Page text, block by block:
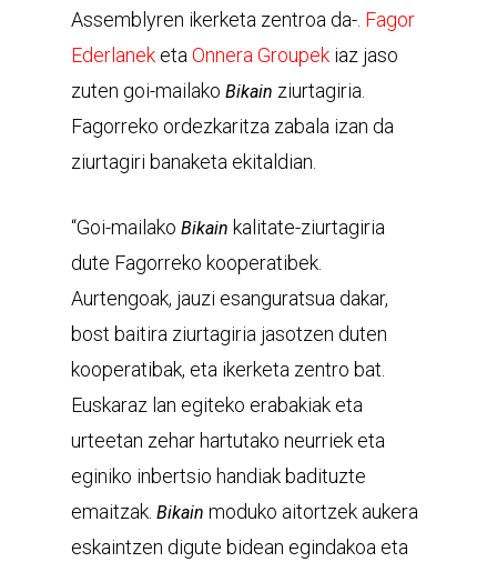
Assemblyren ikerketa zentroa da-. Fagor
Ederlanek eta Onnera Groupek iaz jaso
zuten goi-mailako Bikain ziurtagiria.
Fagorreko ordezkaritza zabala izan da
ziurtagiri banaketa ekitaldian.
“Goi-mailako Bikain kalitate-ziurtagiria
dute Fagorreko kooperatibek.
Aurtengoak, jauzi esanguratsua dakar,
bost baitira ziurtagiria jasotzen duten
kooperatibak, eta ikerketa zentro bat.
Euskaraz lan egiteko erabakiak eta
urteetan zehar hartutako neurriek eta
eginiko inbertsio handiak badituzte
emaitzak. Bikain moduko aitortzek aukera
eskaintzen digute bidean egindakoa eta